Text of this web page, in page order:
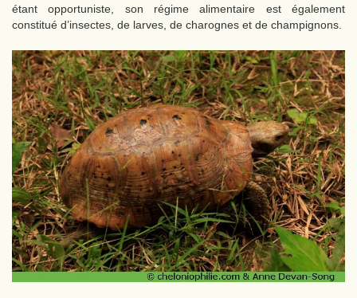
étant opportuniste, son régime alimentaire est également
constitué d’insectes, de larves, de charognes et de champignons.